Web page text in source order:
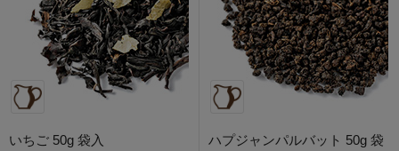
いちご 50g 袋入
ハプジャンパルバット 50g 袋